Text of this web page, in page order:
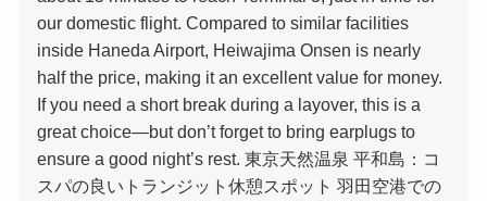
our domestic flight. Compared to similar facilities
inside Haneda Airport, Heiwajima Onsen is nearly
half the price, making it an excellent value for money.
If you need a short break during a layover, this is a
great choice—but don’t forget to bring earplugs to
ensure a good night’s rest. 東京天然温泉 平和島：コ
スパの良いトランジット休憩スポット 羽田空港での